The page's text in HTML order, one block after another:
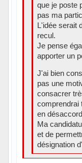
que je poste
pas ma
L'idée serait
recul.
Je pense
apporter un
J'ai bien
pas une
consacrer
comprendrai
en
Ma
et de
désignation